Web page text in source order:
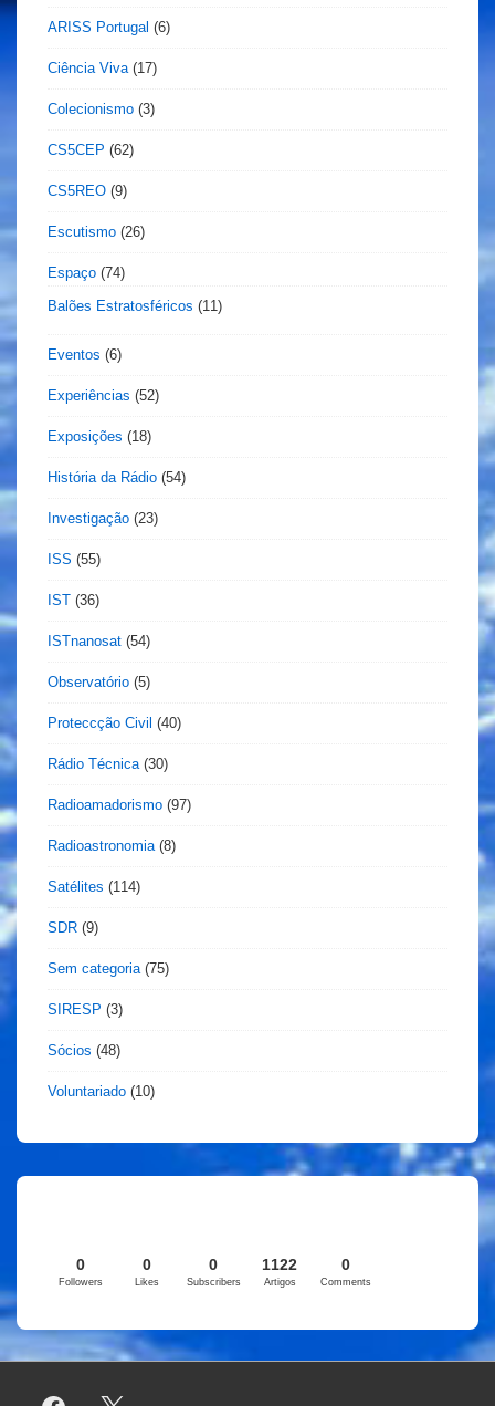
ARISS Portugal (6)
Ciência Viva (17)
Colecionismo (3)
CS5CEP (62)
CS5REO (9)
Escutismo (26)
Espaço (74)
Balões Estratosféricos (11)
Eventos (6)
Experiências (52)
Exposições (18)
História da Rádio (54)
Investigação (23)
ISS (55)
IST (36)
ISTnanosat (54)
Observatório (5)
Proteccção Civil (40)
Rádio Técnica (30)
Radioamadorismo (97)
Radioastronomia (8)
Satélites (114)
SDR (9)
Sem categoria (75)
SIRESP (3)
Sócios (48)
Voluntariado (10)
0
Followers
0
Likes
0
Subscribers
1122
Artigos
0
Comments